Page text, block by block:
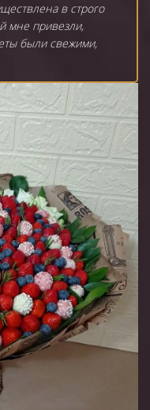
в строго
мне привезли,
были свежими,